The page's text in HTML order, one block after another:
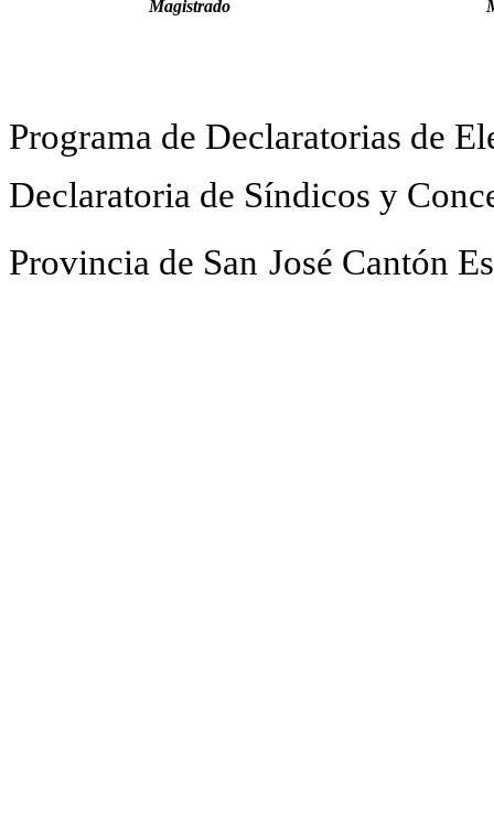
Magistrado
Programa de Declaratorias de
Declaratoria de Síndicos y
Provincia de San José Cantón